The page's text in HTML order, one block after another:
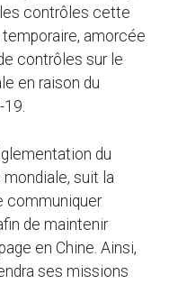
les contrôles cette
amorcée
contrôles sur le
en raison du
19.
du
mondiale, suit la
communiquer
de maintenir
en Chine. Ainsi,
ses missions